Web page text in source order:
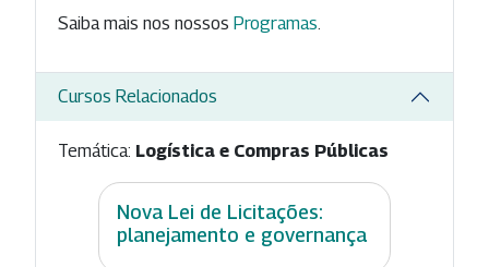
Saiba mais nos nossos Programas
Cursos Relacionados
Temática: Logística e Compras Públicas
Nova Lei de Licitações:
planejamento e governança